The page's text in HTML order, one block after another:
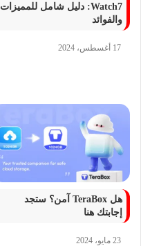
Watch7: دليل شامل للمميزات
والفوائد
17 أغسطس، 2024
هل TeraBox آمن؟ ستجد
إجابتك هنا
23 مايو، 2024